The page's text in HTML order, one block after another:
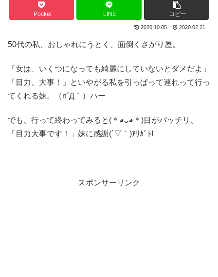
Pocket LINE コピー
2020.10.05 2020.02.21
50代の私、おしゃれにうとく、面倒くさがり屋。
「女は、いくつになっても綺麗にしていないとダメだよ」
「目力、大事！」といやがる私を引っぱって連れって行っ
てくれる妹。（n´Д｀）ハー
でも、行って終わってみると(＊◕ᴗ◕＊)目がパッチリ、
「目力大事です！」妹に感謝(´▽｀)ｱﾘｶﾞﾄ!
スポンサーリンク